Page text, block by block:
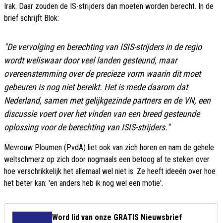
Irak. Daar zouden de IS-strijders dan moeten worden berecht. In de
brief schrijft Blok:
"De vervolging en berechting van ISIS-strijders in de regio
wordt weliswaar door veel landen gesteund, maar
overeenstemming over de precieze vorm waarin dit moet
gebeuren is nog niet bereikt. Het is mede daarom dat
Nederland, samen met gelijkgezinde partners en de VN, een
discussie voert over het vinden van een breed gesteunde
oplossing voor de berechting van ISIS-strijders."
Mevrouw Ploumen (PvdA) liet ook van zich horen en nam de gehele
weltschmerz op zich door nogmaals een betoog af te steken over
hoe verschrikkelijk het allemaal wel niet is. Ze heeft ideeën over hoe
het beter kan: 'en anders heb ik nog wel een motie'.
Word lid van onze GRATIS Nieuwsbrief